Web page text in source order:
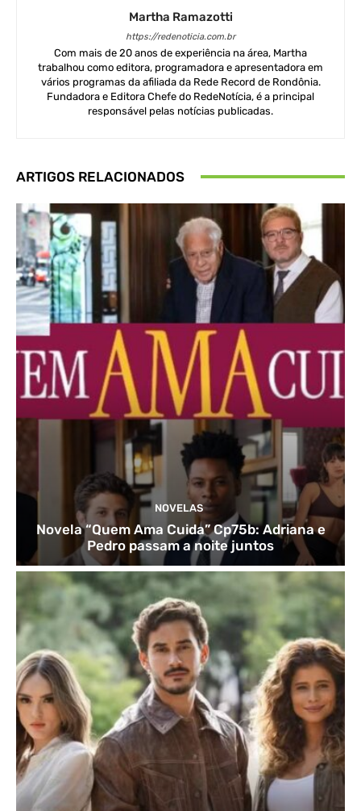
Martha Ramazotti
https://redenoticia.com.br
Com mais de 20 anos de experiência na área, Martha
trabalhou como editora, programadora e apresentadora em
vários programas da afiliada da Rede Record de Rondônia.
Fundadora e Editora Chefe do RedeNotícia, é a principal
responsável pelas notícias publicadas.
ARTIGOS RELACIONADOS
NOVELAS
Novela “Quem Ama Cuida” Cp75b: Adriana e
Pedro passam a noite juntos